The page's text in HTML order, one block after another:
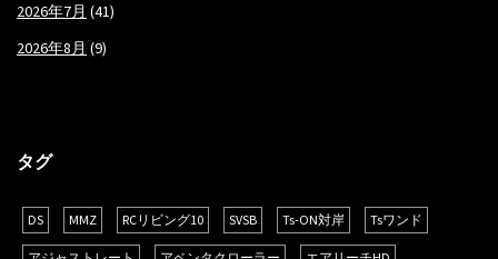
2026年7月 (41)
2026年8月 (9)
タグ
DS MMZ RCリビング10 SVSB Ts-ON対岸 Tsワンド